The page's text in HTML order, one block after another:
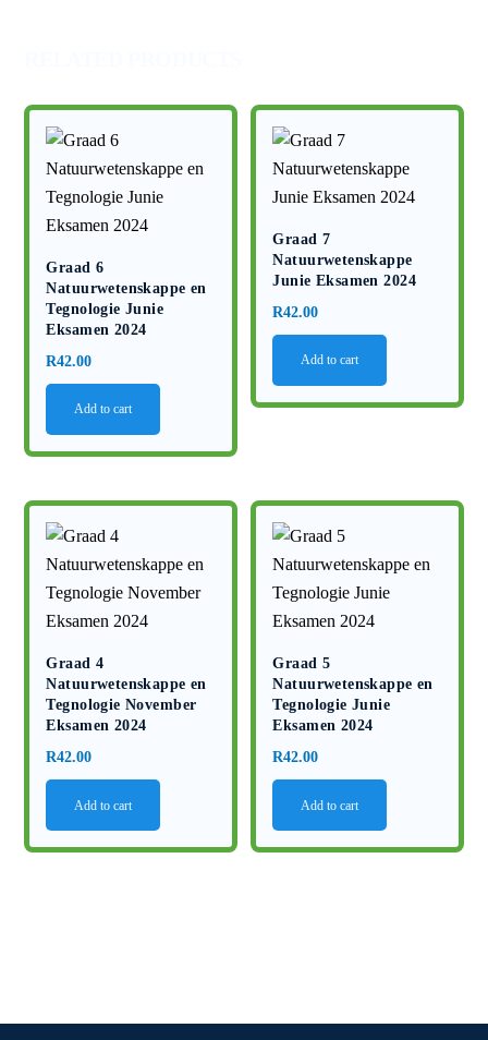
Graad 6
Natuurwetenskappe en
Tegnologie Junie
Eksamen 2024
R42.00
Add to cart
Graad 7
Natuurwetenskappe
Junie Eksamen 2024
R42.00
Add to cart
Graad 4
Natuurwetenskappe en
Tegnologie November
Eksamen 2024
R42.00
Add to cart
Graad 5
Natuurwetenskappe en
Tegnologie Junie
Eksamen 2024
R42.00
Add to cart